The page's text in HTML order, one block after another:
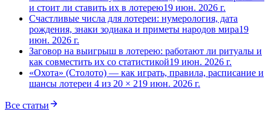
и стоит ли ставить их в лотерею19 июн. 2026 г.
Счастливые числа для лотереи: нумерология, дата
рождения, знаки зодиака и приметы народов мира19
июн. 2026 г.
Заговор на выигрыш в лотерею: работают ли ритуалы и
как совместить их со статистикой19 июн. 2026 г.
«Охота» (Столото) — как играть, правила, расписание и
шансы лотереи 4 из 20 × 219 июн. 2026 г.
Все статьи